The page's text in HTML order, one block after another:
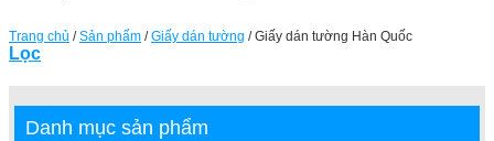
Trang chủ / Sản phẩm / Giấy dán tường /Giấy dán tường Hàn Quốc
Lọc
Danh mục sản phẩm